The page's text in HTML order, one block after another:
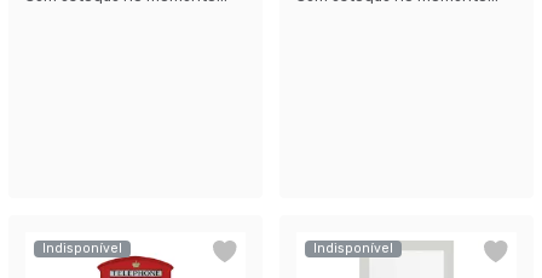
Indisponível Indisponível